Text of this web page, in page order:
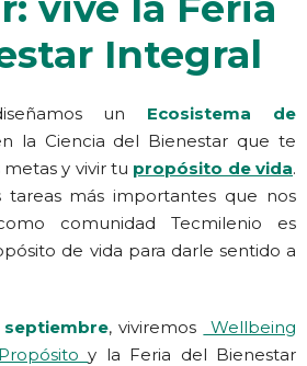
Integral
un Ecosistema de
la Ciencia del Bienestar que te
y vivir tu propósito de vida.
tareas más importantes que nos
comunidad Tecmilenio es
de vida para darle sentido a
septiembre, viviremos
Wellbeing
y la Feria del Bienestar